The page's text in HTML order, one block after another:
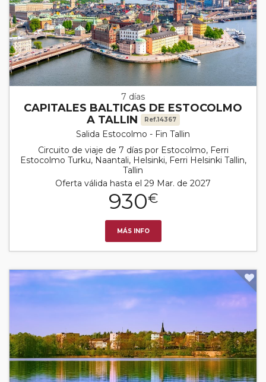
7 días
CAPITALES BALTICAS DE ESTOCOLMO
A TALLIN
Ref.14367
Salida Estocolmo - Fin Tallin
Circuito de viaje de 7 días por Estocolmo, Ferri
Estocolmo Turku, Naantali, Helsinki, Ferri Helsinki Tallin,
Tallin
Oferta válida hasta el 29 Mar. de 2027
930€
MÁS INFO